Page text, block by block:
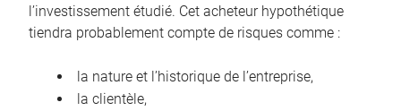
l’investissement étudié. Cet acheteur hypothétique
tiendra probablement compte de risques comme :
la nature et l’historique de l’entreprise,
la clientèle,